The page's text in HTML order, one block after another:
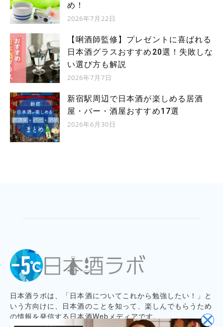
め！
2026年7月22日
【唎酒師監修】プレゼントに喜ばれる
日本酒グラスおすすめ20選！失敗しな
い選び方も解説
2026年7月7日
新宿駅周辺で日本酒が楽しめる居酒
屋・バー・酒屋おすすめ17選
2026年6月30日
日本酒ラボは、「日本酒についてこれから勉強したい！」と
いう方向けに、日本酒のことを知って、楽しんでもらうため
の情報を発信する日本酒Webメディアです。